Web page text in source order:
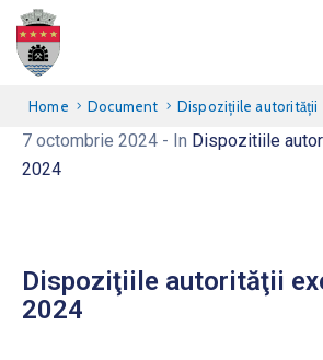
Primăria
Teliucu
Inferior
Informații
publice
Home Document Dispoziţiile autorităţii
7 octombrie 2024 - In Dispozitiile
2024
Dispoziţiile autorităţii
2024